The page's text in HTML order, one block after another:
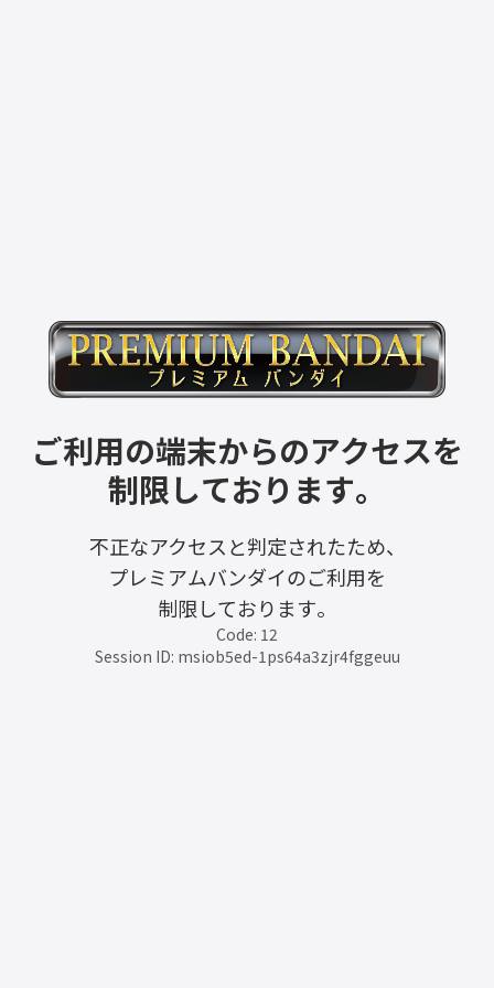
ご利用の端末からのアクセスを
制限しております。
不正なアクセスと判定されたため、
プレミアムバンダイのご利用を
制限しております。
Code: 12
Session ID: msiob5ed-1ps64a3zjr4fggeuu